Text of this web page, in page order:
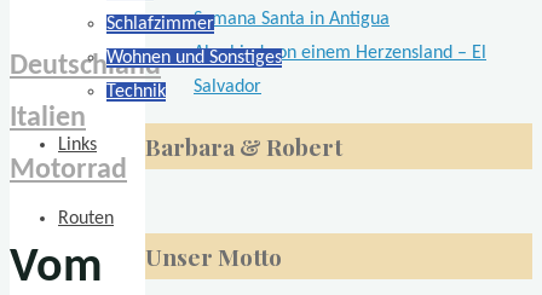
Schlafzimmer
Wohnen und Sonstiges
Technik
Links
Routen
Deutschland
Italien
Motorrad
Vom
Semana Santa in Antigua
Abschied von einem Herzensland – El
Salvador
Barbara & Robert
Unser Motto